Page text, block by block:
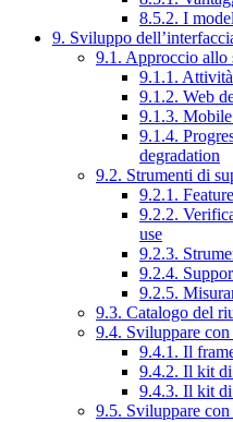
8.5.2. I
9. Sviluppo
9.1. Approccio allo
9.1.1.
9.1.2. Web
9.1.3.
9.1.4.
degradation
9.2. Strumenti di
9.2.1.
9.2.2.
use
9.2.3.
9.2.4.
9.2.5.
9.3. Catalogo del
9.4. Sviluppare
9.4.1. Il
9.4.2. Il kit
9.4.3. Il kit
9.5. Sviluppare